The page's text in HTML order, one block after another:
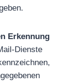
Erkennung
Dienste